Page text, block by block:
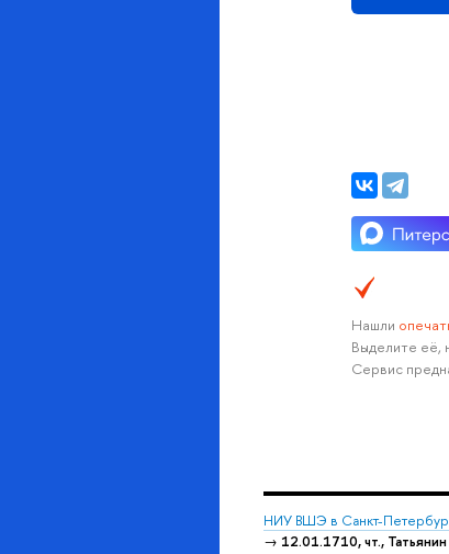
Нашли
Выделите её,
Сервис
НИУ ВШЭ в Санкт-
→ 12.01.1710, чт.,